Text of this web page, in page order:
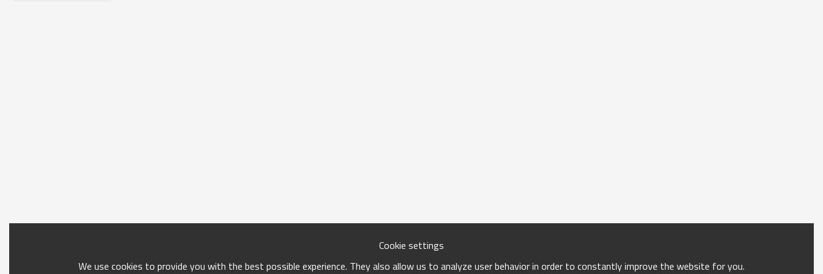
Cookie settings
We use cookies to provide you with the best possible experience. They also allow us to analyze user behavior in order to constantly improve the website for you.